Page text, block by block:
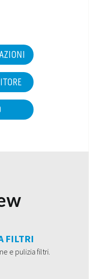
FILTRI
e pulizia filtri.